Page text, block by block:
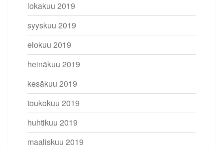
lokakuu 2019
syyskuu 2019
elokuu 2019
heinäkuu 2019
kesäkuu 2019
toukokuu 2019
huhtikuu 2019
maaliskuu 2019